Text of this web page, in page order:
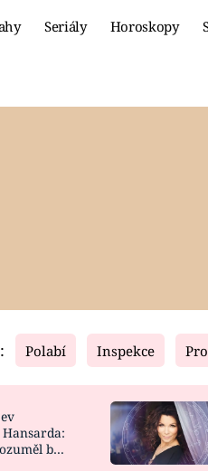
Seriály Horoskopy
Polabí Inspekce
by